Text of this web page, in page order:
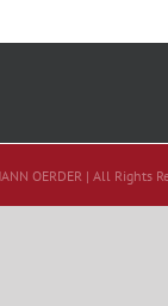
OERDER | All Rights